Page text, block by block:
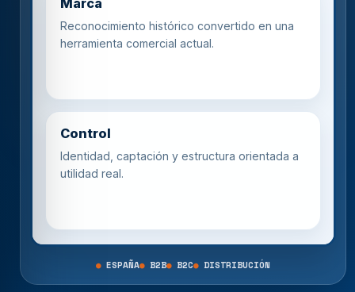
Marca
Reconocimiento histórico convertido en una
herramienta comercial actual.
Control
Identidad, captación y estructura orientada a
utilidad real.
ESPAÑA B2B B2C DISTRIBUCIÓN